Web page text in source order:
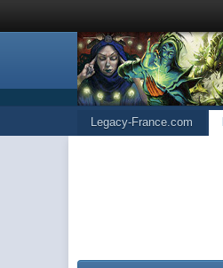
Legacy-France.com